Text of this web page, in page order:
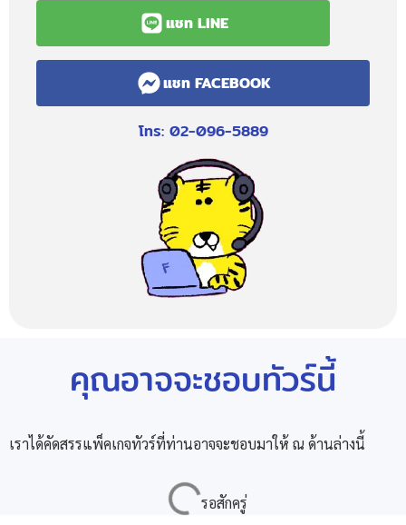
แชท LINE
แชท FACEBOOK
โทร: 02-096-5889
คุณอาจจะชอบทัวร์นี้
เราได้คัดสรรแพ็คเกจทัวร์ที่ท่านอาจจะชอบมาให้ ณ ด้านล่างนี้